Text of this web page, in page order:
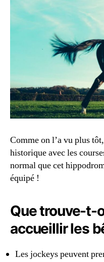
Comme on l’a vu plus
historique avec les
normal que cet
équipé !
Que trouve-t-
accueillir les
Les jockeys peuvent